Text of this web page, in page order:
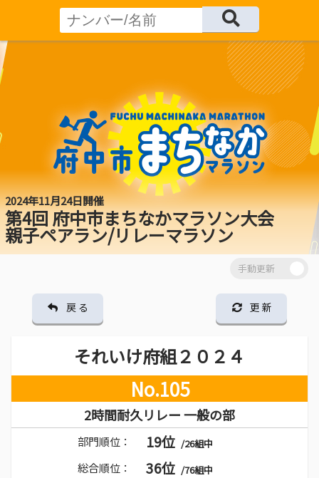
2024年11月24日開催
第4回 府中市まちなかマラソン大会
親子ペアラン/リレーマラソン
戻 る 更 新
それいけ府組２０２４
No.105
2時間耐久リレー 一般の部
部門順位： 19位 /26組中
総合順位： 36位 /76組中